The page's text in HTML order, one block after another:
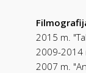
2015 m.
2009-2014
2007 m.